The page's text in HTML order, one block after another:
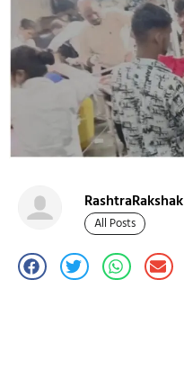
RashtraRakshak
All Posts